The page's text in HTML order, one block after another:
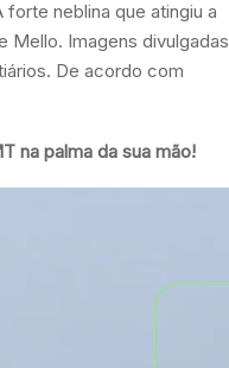
neblina que atingiu a
Mello. Imagens divulgadas
De acordo com
na palma da sua mão!